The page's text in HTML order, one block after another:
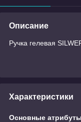
Описание
Ручка гелевая
Характеристики
Основные атрибуты